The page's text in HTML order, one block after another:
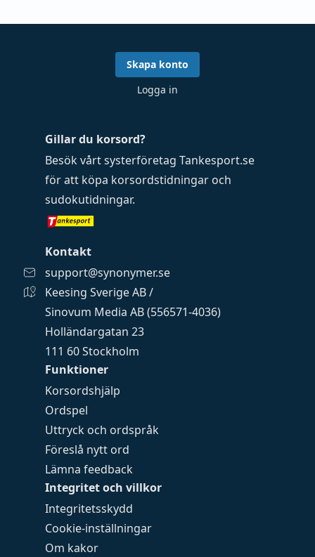
Funktioner
Korsordshjälp
Ordspel
Uttryck och ordspråk
Föreslå nytt ord
Lämna feedback
Integritet och villkor
Integritetsskydd
Cookie-inställningar
Om kakor
Gillar du korsord?
Besök vårt systerföretag Tankesport.se
för att köpa korsordstidningar och
sudokutidningar.
Kontakt
support@synonymer.se
Keesing Sverige AB /
Sinovum Media AB (556571-4036)
Holländargatan 23
111 60 Stockholm
Skapa konto
Logga in